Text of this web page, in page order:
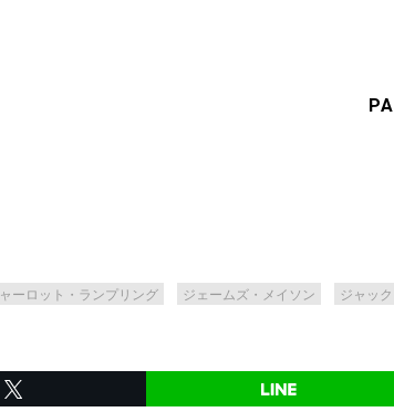
ーロット・ランプリング ジェームズ・メイソン ジャッ